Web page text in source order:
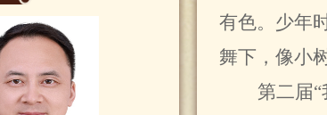
有色。少年
舞下，像小
第二届